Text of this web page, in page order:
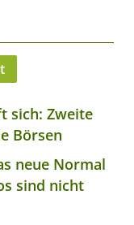
sich: Zweite
Börsen
neue Normal
sind nicht